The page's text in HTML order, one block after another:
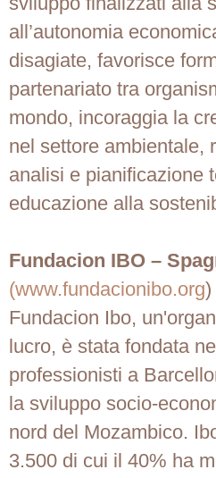
all’autonomia
disagiate, favorisce
partenariato tra
mondo, incoraggia la
nel settore ambientale,
analisi e pianificazione
educazione alla
Fundacion IBO –
(www.fundacionibo.org)
Fundacion Ibo,
lucro, è stata fondata
professionisti a
la sviluppo socio-
nord del Mozambico.
3.500 di cui il 40% ha